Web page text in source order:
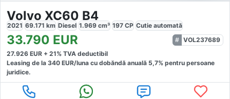
Volvo XC60 B4
2021 69.171 km Diesel 1.969 cm³ 197 CP Cutie automată
33.790 EUR
VOL237689
27.926 EUR + 21% TVA deductibil
Leasing de la 340 EUR/luna cu dobăndă anuală 5,7% pentru persoane
juridice.